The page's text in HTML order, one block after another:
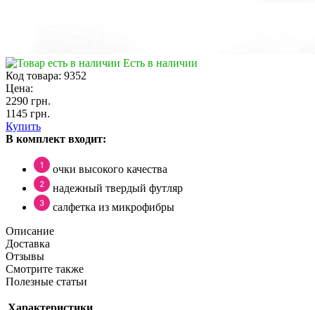
Есть в наличии
Код товара: 9352
Цена:
2290 грн.
1145 грн.
Купить
В комплект входит:
очки высокого качества
надежный твердый футляр
салфетка из микрофибры
Описание
Доставка
Отзывы
Смотрите также
Полезные статьи